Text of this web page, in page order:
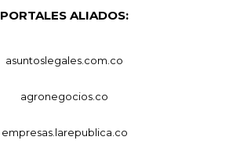
PORTALES ALIADOS:
asuntoslegales.com.co
agronegocios.co
empresas.larepublica.co